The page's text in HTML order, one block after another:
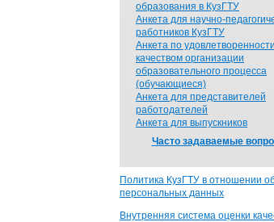
образования в КузГТУ
Анкета для научно-
работников КузГТУ
Анкета по
качеством организации
образовательного процесса
(обучающиеся)
Анкета для представителей
работодателей
Анкета для выпускников
Часто задаваемые
Политика КузГТУ в отношении
персональных данных
Внутренняя система оценки